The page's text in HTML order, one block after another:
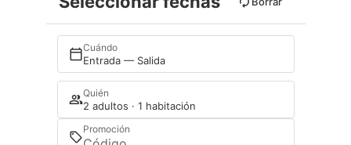
Cuándo
Entrada — Salida
Quién
2 adultos · 1 habitación
Promoción